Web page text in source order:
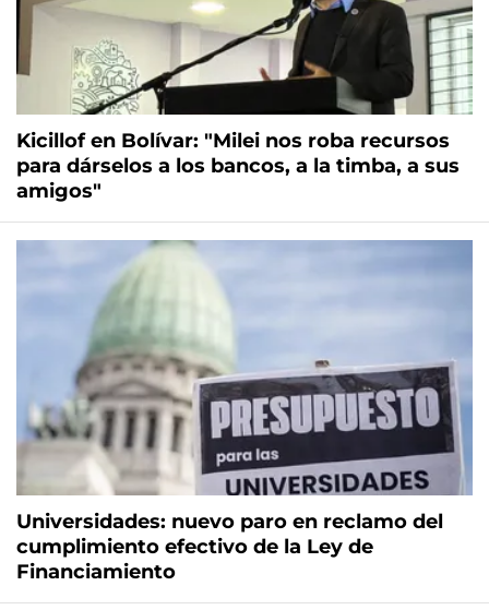
Kicillof en Bolívar: "Milei nos roba recursos
para dárselos a los bancos, a la timba, a sus
amigos"
Universidades: nuevo paro en reclamo del
cumplimiento efectivo de la Ley de
Financiamiento